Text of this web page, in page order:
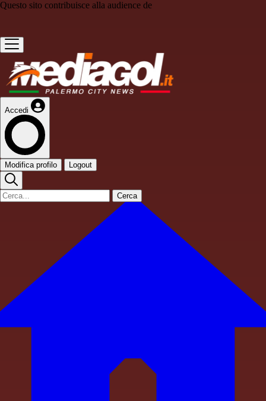
Questo sito contribuisce alla audience de
Accedi
Modifica profilo Logout
Cerca